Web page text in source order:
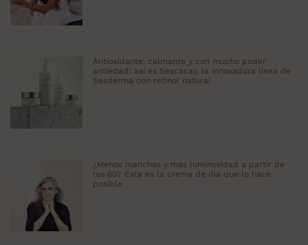
Antioxidante, calmante y con mucho poder
antiedad: así es Sescacay, la innovadora línea de
Sesderma con retinol natural
¿Menos manchas y más luminosidad a partir de
los 60? Esta es la crema de día que lo hace
posible